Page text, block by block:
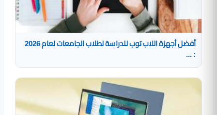
أفضل أجهزة اللاب توب للدراسة لطلاب الجامعات لعام 2026
: ...